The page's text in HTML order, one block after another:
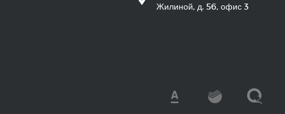
Жилиной, д. 56, офис 3